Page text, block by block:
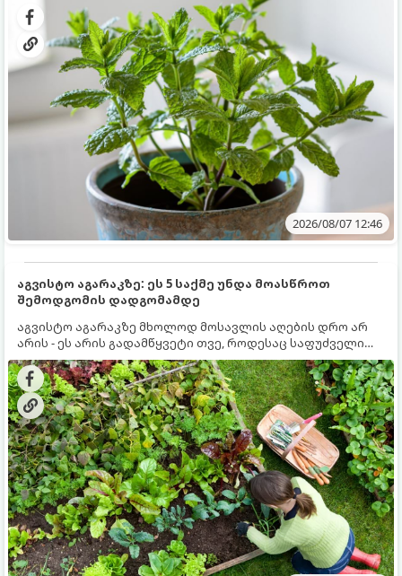
სწრაფად ვრცელდება და სხვა მცენარეებს ავიწროებს.
2026/08/07 12:46
აგვისტო აგარაკზე: ეს 5 საქმე უნდა მოასწროთ
შემოდგომის დადგომამდე
აგვისტო აგარაკზე მხოლოდ მოსავლის აღების დრო არ
არის - ეს არის გადამწყვეტი თვე, როდესაც საფუძველი
ეყრება მომავალი წლის მოსავალს და ბაღი მზადდება
შემოდგომა-ზამთრის სეზონისთვის. იმისათვის, რომ
ნიადაგმა ენერგია აღიდგინოს, ხოლო მცენარეებმა
ზამთარს გაუძლონ, აგვისტოს ბოლომდე 5
მნიშვნელოვანი საქმის გაკეთება უნდა მოასწროთ: